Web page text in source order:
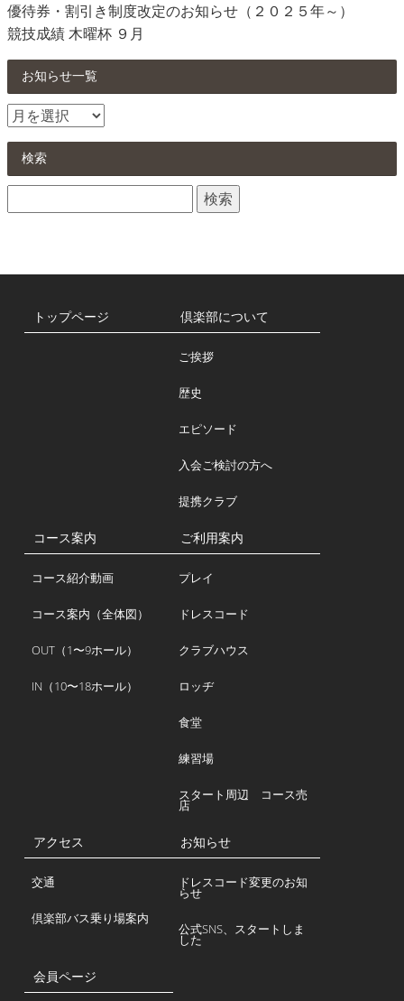
優待券・割引き制度改定のお知らせ（２０２５年～）
競技成績 木曜杯 ９月
お知らせ一覧
お
せ
検索
索:
トップページ 倶楽部について
ご挨拶
歴史
エピソード
入会ご検討の方へ
提携クラブ
コース案内
コース紹介動画
コース案内（全体図）
OUT（1〜9ホール）
IN（10〜18ホール）
ご利用案内
プレイ
ドレスコード
クラブハウス
ロッヂ
食堂
練習場
スタート周辺 コース売
店
アクセス
交通
倶楽部バス乗り場案内
お知らせ
ドレスコード変更のお知
らせ
公式SNS、スタートしま
した
会員ページ